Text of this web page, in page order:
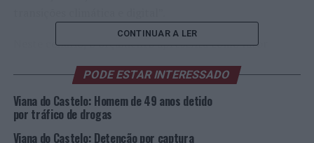
Neste cenário, o orçamento apresenta como fator
captação de Fundos Comunitários (tendo garantido até
ao momento 40 milhões de euros no PT2020),
estabelecendo-se como quadro de oportunidade o
CONTINUAR A LER
PODE ESTAR INTERESSADO
Viana do Castelo: Homem de 49 anos detido
por tráfico de drogas
Viana do Castelo: Detenção por captura